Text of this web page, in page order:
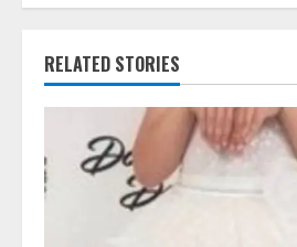
u
e
R
e
a
RELATED STORIES